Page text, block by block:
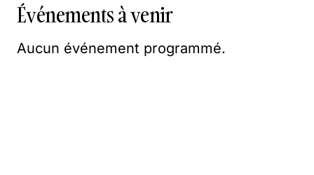
Événements à venir
Aucun événement programmé.